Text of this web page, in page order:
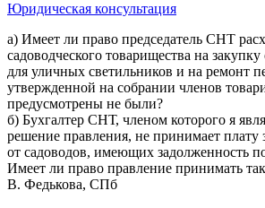
Юридическая консультация
а) Имеет ли право председатель СНТ
садоводческого товарищества на
для уличных светильников и на ремонт
утвержденной на собрании членов
предусмотрены не были?
б) Бухгалтер СНТ, членом которого я
решение правления, не принимает плату
от садоводов, имеющих задолженность
Имеет ли право правление принимать
В. Федькова, СПб